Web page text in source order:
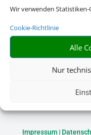
Wir verwenden
Cookie-Richtlinie
Alle
Nur
Impressum|